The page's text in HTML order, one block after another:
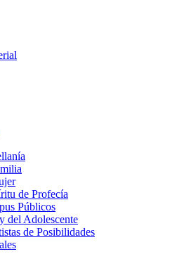
de Profecía
Públicos
del Adolescente
de Posibilidades